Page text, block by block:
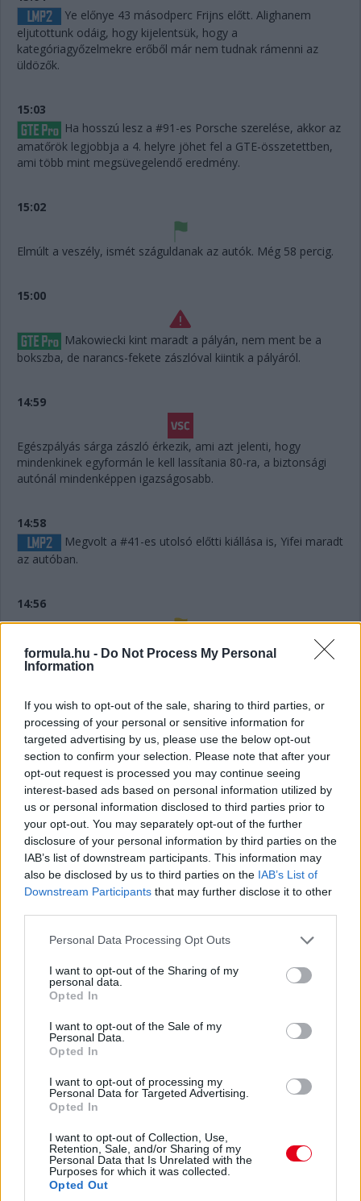
formula.hu - Do Not Process My Personal
Information
If you wish to opt-out of the sale, sharing to third parties, or
processing of your personal or sensitive information for
targeted advertising by us, please use the below opt-out
section to confirm your selection. Please note that after your
opt-out request is processed you may continue seeing
interest-based ads based on personal information utilized by
us or personal information disclosed to third parties prior to
your opt-out. You may separately opt-out of the further
disclosure of your personal information by third parties on the
IAB’s list of downstream participants. This information may
also be disclosed by us to third parties on the IAB’s List of
Downstream Participants that may further disclose it to other
Please note that this website/app uses one or more Google
not limited to your visit or usage behaviour. You may click to
grant or deny consent to Google and its third-party tags to
use your data for below specified purposes in below Google
consent section.
Personal Data Processing Opt Outs
I want to opt-out of the Sharing of my
personal data.
Opted In
I want to opt-out of the Sale of my
Personal Data.
Opted In
I want to opt-out of processing my
Personal Data for Targeted Advertising.
Opted In
I want to opt-out of Collection, Use,
Retention, Sale, and/or Sharing of my
Personal Data that Is Unrelated with the
Purposes for which it was collected.
Opted Out
Ye előnye 43 másodperc Frijns előtt. Alighanem
eljutottunk odáig, hogy kijelentsük, hogy a
kategóriagyőzelmekre erőből már nem tudnak rámenni az
üldözők.
15:03
Ha hosszú lesz a #91-es Porsche szerelése, akkor az
amatőrök legjobbja a 4. helyre jöhet fel a GTE-összetettben,
ami több mint megsüvegelendő eredmény.
15:02
Elmúlt a veszély, ismét száguldanak az autók. Még 58 percig.
15:00
Makowiecki kint maradt a pályán, nem ment be a
bokszba, de narancs-fekete zászlóval kiintik a pályáról.
14:59
Egészpályás sárga zászló érkezik, ami azt jelenti, hogy
mindenkinek egyformán le kell lassítania 80-ra, a biztonsági
autónál mindenképpen igazságosabb.
14:58
Megvolt a #41-es utolsó előtti kiállása is, Yifei maradt
az autóban.
14:56
Húha! Makowiecki keresztülszáguldott az utolsó
sikánon, és elhagyta a diffúzorát! Aztán újabb darabok esnek
versenyző elmondása szerint.
14:53
A hátsó gumikat le tudták ugyan cserélni, de megint
ugrálni kellett az autón, mert az emelő, az bizony továbbra
sem működik rendesen.
14:53
Hajjajj... A #31-es kerékcserén. Vajon most sima
lesz?
14:46
A PR1 Mathiasen azóta sem jött ki, hivatalosan nem
estek ki, de semmi jele nincs annak, hogy ez az autó még
megmozdulna. Maradtak 45-en.
Egyre közelebb az eső. Egyre-egyre közelebb.
Akárhogy számolom, a két WRT-nek még két-két
kiállása lesz, hacsak nem jön egy hosszabb megszakítás,
lassú zóna, safety car, vagy ilyesmi.